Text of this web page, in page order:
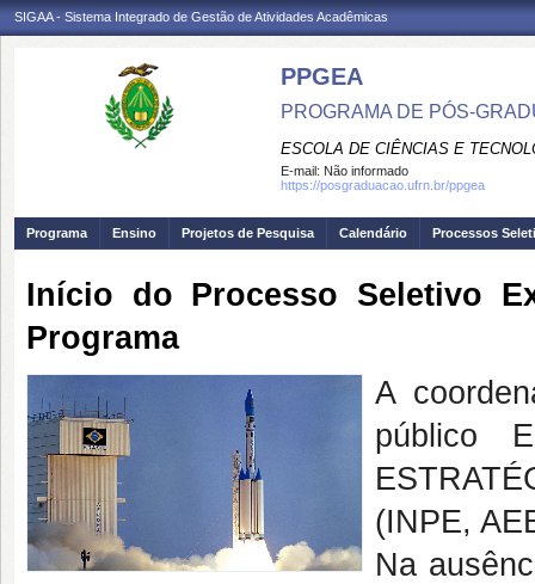
SIGAA - Sistema Integrado de Gestão de Atividades Acadêmicas
PPGEA
PROGRAMA DE PÓS-
ESCOLA DE CIÊNCIAS E
E-mail: Não informado
https://posgraduacao.ufrn.br/ppgea
Programa Ensino Projetos de Pesquisa Calendário Processos
Início do Processo Seletivo
Programa
A
público
(INPE,
Na